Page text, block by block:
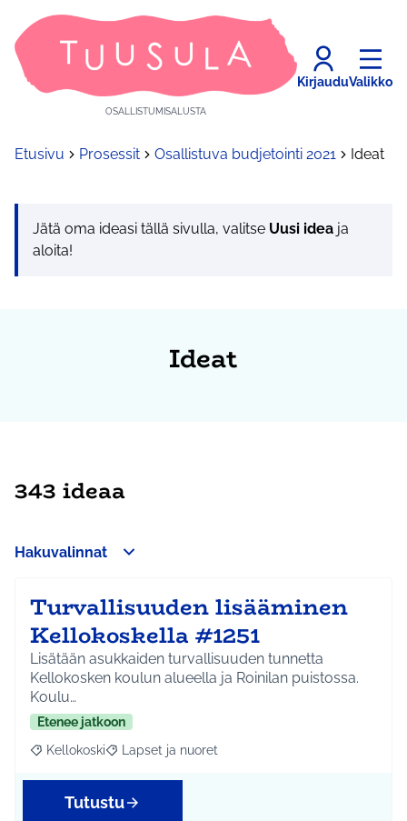
OSALLISTUMISALUSTA
KirjauduValikko
Etusivu Prosessit Osallistuva budjetointi 2021 Ideat
Jätä oma ideasi tällä sivulla, valitse Uusi idea ja
aloita!
Ideat
343 ideaa
Hakuvalinnat
Turvallisuuden lisääminen
Kellokoskella #1251
Lisätään asukkaiden turvallisuuden tunnetta
Kellokosken koulun alueella ja Roinilan puistossa.
Koulu…
Etenee jatkoon
Rajaa tulokset aihepiirin mukaan: Kellokoski
Kellokoski Rajaa tulokset teeman mukaan: Lapset ja nuoret
Lapset ja nuoret
Tutustu